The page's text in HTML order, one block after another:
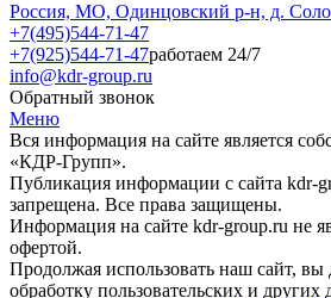
Россия, МО, Одинцовский р-н, д.
+7(495)544-71-47
+7(925)544-71-47работаем 24/7
info@kdr-group.ru
Обратный звонок
Меню
Вся информация на сайте является
«КДР-Групп».
Публикация информации с сайта kdr-
запрещена. Все права защищены.
Информация на сайте kdr-group.ru не
офертой.
Продолжая использовать наш сайт, вы
обработку пользовательских и